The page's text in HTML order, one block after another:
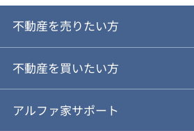
不動産を売りたい方
ご売却ガイド
ご売却の流れ
不動産を買いたい方
ご購入ガイド
アルファ家サポート